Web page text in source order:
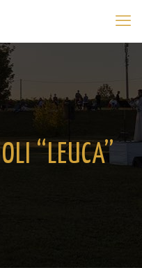
“LEUCA”